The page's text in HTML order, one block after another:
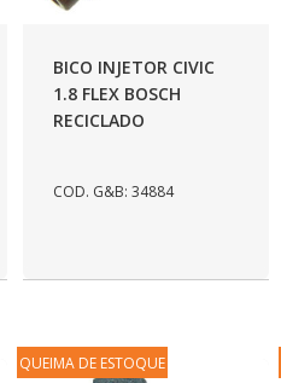
BICO INJETOR CIVIC
1.8 FLEX BOSCH
RECICLADO
COD. G&B: 34884
QUEIMA DE ESTOQUE